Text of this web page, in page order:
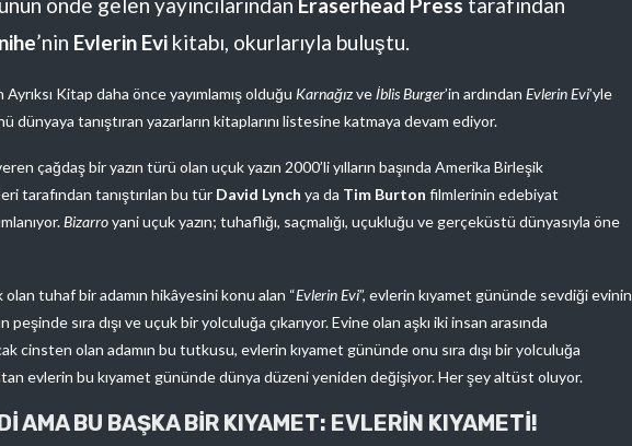
’nin Evlerin Evi kitabı, okurlarıyla buluştu.
Kitap daha önce yayımlamış olduğu Karnağız veİblis Burger’in ardından Evlerin Evi’yle
dünyaya tanıştıran yazarların kitaplarını listesine katmaya devam ediyor.
çağdaş bir yazın türü olan uçuk yazın 2000’li yılların başında Amerika Birleşik
tarafından tanıştırılan bu tür David Lynch ya da Tim Burton filmlerinin edebiyat
Bizarroyani uçuk yazın; tuhaflığı, saçmalığı, uçukluğu ve gerçeküstü dünyasıyla öne
tuhaf bir adamın hikâyesini konu alan “Evlerin Evi”, evlerin kıyamet gününde sevdiği evinin
peşinde sıra dışı ve uçuk bir yolculuğa çıkarıyor. Evine olan aşkı iki insan arasında
cinsten olan adamın bu tutkusu, evlerin kıyamet gününde onu sıra dışı bir yolculuğa
evlerin bu kıyamet gününde dünya düzeni yeniden değişiyor. Her şey altüst oluyor.
AMA BU BAŞKA BİR KIYAMET: EVLERİN KIYAMETİ!